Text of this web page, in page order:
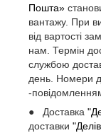
Пошта»
вантажу. При
від вартості
нам. Термін
службою
день. Номери
-
● Доставка
доставки